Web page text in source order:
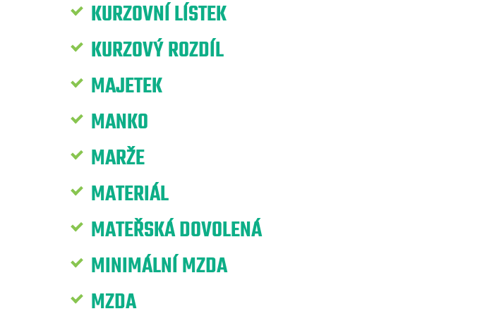
KURZOVNÍ LÍSTEK
KURZOVÝ ROZDÍL
MAJETEK
MANKO
MARŽE
MATERIÁL
MATEŘSKÁ DOVOLENÁ
MINIMÁLNÍ MZDA
MZDA